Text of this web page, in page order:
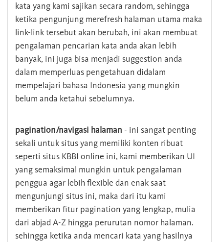
kata yang kami sajikan secara random, sehingga
ketika pengunjung merefresh halaman utama maka
link-link tersebut akan berubah, ini akan membuat
pengalaman pencarian kata anda akan lebih
banyak, ini juga bisa menjadi suggestion anda
dalam memperluas pengetahuan didalam
mempelajari bahasa Indonesia yang mungkin
belum anda ketahui sebelumnya.
pagination/navigasi halaman - ini sangat penting
sekali untuk situs yang memiliki konten ribuat
seperti situs KBBI online ini, kami memberikan UI
yang semaksimal mungkin untuk pengalaman
penggua agar lebih flexible dan enak saat
mengunjungi situs ini, maka dari itu kami
memberikan fitur pagination yang lengkap, mulia
dari abjad A-Z hingga perurutan nomor halaman.
sehingga ketika anda mencari kata yang hasilnya